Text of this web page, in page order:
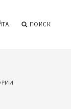
ПОИСК